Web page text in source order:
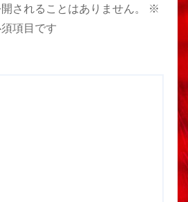
されることはありません。
※
項目です